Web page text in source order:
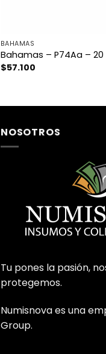
BAHAMAS
Bahamas – P74Aa – 20
$57.100
NOSOTROS
Tu pones la pasión,
protegemos.
Numisnova es una
Group.